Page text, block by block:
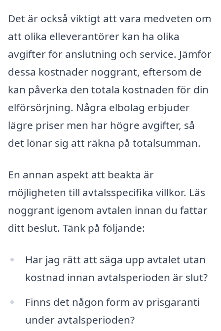
Det är också viktigt att vara medveten om
att olika elleverantörer kan ha olika
avgifter för anslutning och service. Jämför
dessa kostnader noggrant, eftersom de
kan påverka den totala kostnaden för din
elförsörjning. Några elbolag erbjuder
lägre priser men har högre avgifter, så
det lönar sig att räkna på totalsumman.
En annan aspekt att beakta är
möjligheten till avtalsspecifika villkor. Läs
noggrant igenom avtalen innan du fattar
ditt beslut. Tänk på följande:
Har jag rätt att säga upp avtalet utan
kostnad innan avtalsperioden är slut?
Finns det någon form av prisgaranti
under avtalsperioden?